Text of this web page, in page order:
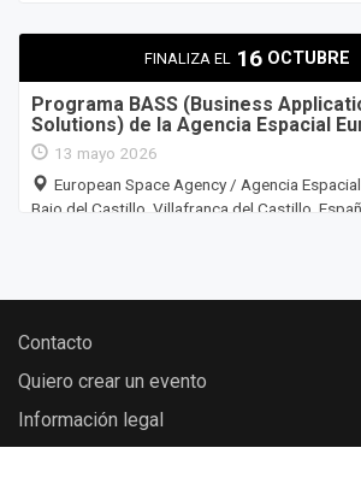
FINALIZA EL 16 OCTUBRE
Programa BASS (Business
Solutions) de la Agencia Espacial
13 mayo 2026
European Space Agency / Agencia
Bajo del Castillo, Villafranca del Castillo,
Contacto
Quiero crear un evento
Información legal